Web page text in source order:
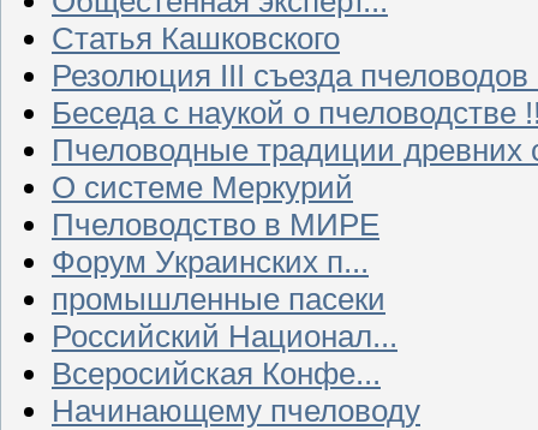
Статья Кашковского
Резолюция III съезда
Беседа с наукой о пчеловодстве
Пчеловодные традиции древних
О системе Меркурий
Пчеловодство в МИРЕ
Форум Украинских п...
промышленные пасеки
Российский Национал...
Всеросийская Конфе...
Начинающему пчеловоду